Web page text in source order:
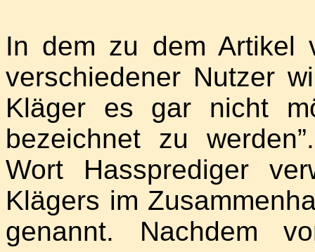
In dem zu dem Artikel
verschiedener Nutzer
Kläger es gar nicht
bezeichnet zu
Wort Hassprediger
Klägers im
genannt. Nachdem